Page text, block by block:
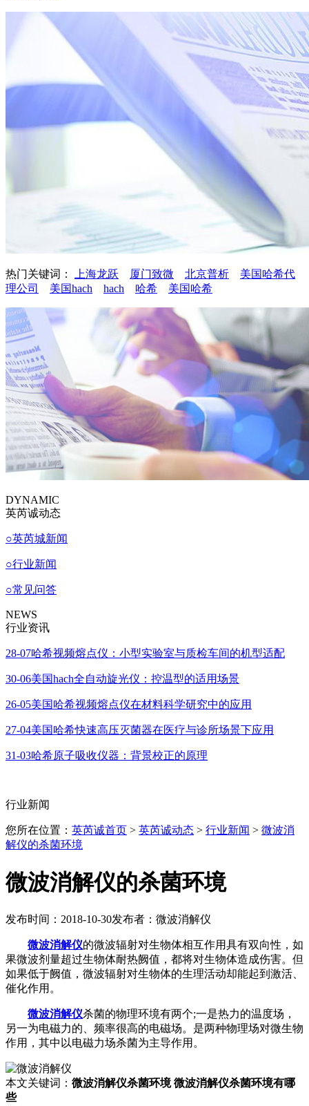
热门关键词： 上海龙跃 厦门致微 北京普析
美国哈希代
理公司
美国hach hach 哈希 美国哈希
DYNAMIC
英芮诚动态
○英芮城新闻
○行业新闻
○常见问答
NEWS
行业资讯
28-07哈希视频熔点仪：小型实验室与质检车间的机型适配
30-06美国hach全自动旋光仪：控温型的适用场景
26-05美国哈希视频熔点仪在材料科学研究中的应用
27-04美国哈希快速高压灭菌器在医疗与诊所场景下应用
31-03哈希原子吸收仪器：背景校正的原理
行业新闻
您所在位置： 英芮诚首页 > 英芮诚动态 > 行业新闻 > 微波消
解仪的杀菌环境
微波消解仪的杀菌环境
发布时间：2018-10-30发布者：微波消解仪
微波消解仪的微波辐射对生物体相互作用具有双向性，如
果微波剂量超过生物体耐热阙值，都将对生物体造成伤害。但
如果低于阙值，微波辐射对生物体的生理活动却能起到激活、
催化作用。
微波消解仪杀菌的物理环境有两个;一是热力的温度场，
另一为电磁力的、频率很高的电磁场。是两种物理场对微生物
作用，其中以电磁力场杀菌为主导作用。
本文关键词： 微波消解仪杀菌环境 微波消解仪杀菌环境有哪
些